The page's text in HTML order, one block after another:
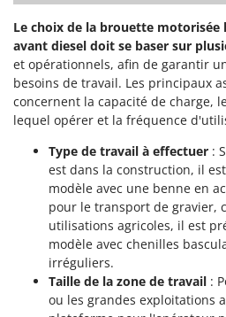
ZGrills
Zodiac
Zomax
Le choix de la brouette motorisée
avant diesel doit se baser sur
et opérationnels, afin de garantir
besoins de travail. Les principaux
concernent la capacité de charge,
lequel opérer et la fréquence
Type de travail à effectuer :
est dans la construction, il
modèle avec une benne en
pour le transport de gravier,
utilisations agricoles, il est
modèle avec chenilles
irréguliers.
Taille de la zone de travail :
ou les grandes exploitations